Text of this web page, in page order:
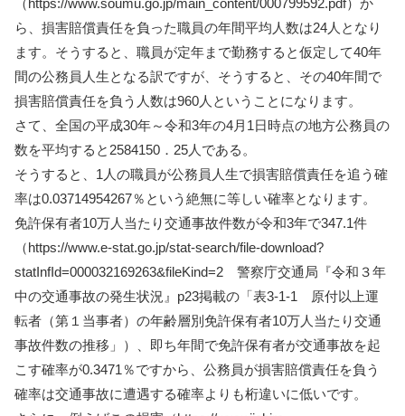
（https://www.soumu.go.jp/main_content/000799592.pdf）か
ら、損害賠償責任を負った職員の年間平均人数は24人となり
ます。そうすると、職員が定年まで勤務すると仮定して40年
間の公務員人生となる訳ですが、そうすると、その40年間で
損害賠償責任を負う人数は960人ということになります。
さて、全国の平成30年～令和3年の4月1日時点の地方公務員の
数を平均すると2584150．25人である。
そうすると、1人の職員が公務員人生で損害賠償責任を追う確
率は0.03714954267％という絶無に等しい確率となります。
免許保有者10万人当たり交通事故件数が令和3年で347.1件
（https://www.e-stat.go.jp/stat-search/file-download?
statInfId=000032169263&fileKind=2 警察庁交通局『令和３年
中の交通事故の発生状況』p23掲載の「表3-1-1 原付以上運
転者（第１当事者）の年齢層別免許保有者10万人当たり交通
事故件数の推移」）、即ち年間で免許保有者が交通事故を起
こす確率が0.3471％ですから、公務員が損害賠償責任を負う
確率は交通事故に遭遇する確率よりも桁違いに低いです。